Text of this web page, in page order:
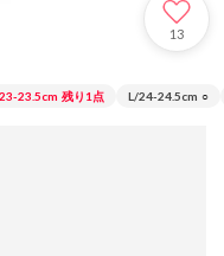
13
23.5cm 残り1点 L/24-24.5cm ○